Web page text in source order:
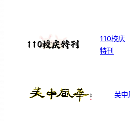
110校庆
特刊
芙中